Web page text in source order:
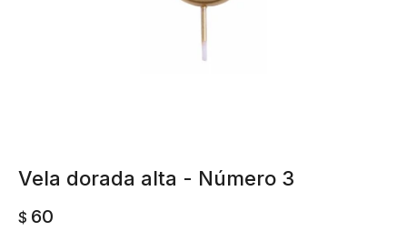
Vela dorada alta - Número 3
$ 60